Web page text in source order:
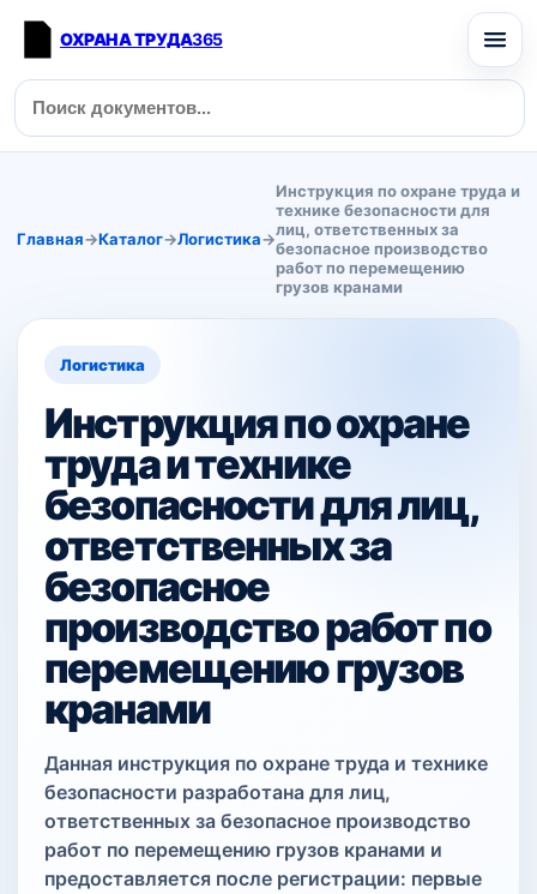
ОХРАНА ТРУДА365
Главная→Каталог→Логистика→
Инструкция по охране труда и
технике безопасности для
лиц, ответственных за
безопасное производство
работ по перемещению
грузов кранами
Логистика
Инструкция по охране
труда и технике
безопасности для лиц,
ответственных за
безопасное
производство работ по
перемещению грузов
кранами
Данная инструкция по охране труда и технике
безопасности разработана для лиц,
ответственных за безопасное производство
работ по перемещению грузов кранами и
предоставляется после регистрации: первые